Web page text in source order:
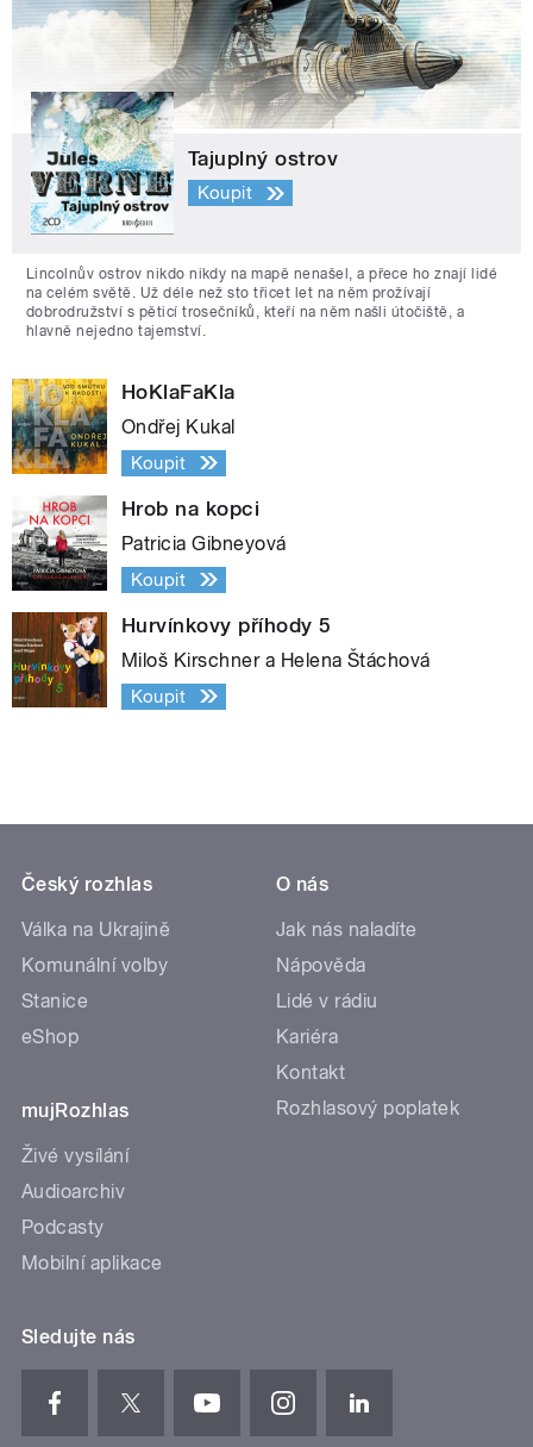
Tajuplný ostrov
Koupit
Lincolnův ostrov nikdo nikdy na mapě nenašel, a přece ho znají lidé
na celém světě. Už déle než sto třicet let na něm prožívají
dobrodružství s pěticí trosečníků, kteří na něm našli útočiště, a
hlavně nejedno tajemství.
HoKlaFaKla
Ondřej Kukal
Koupit
Hrob na kopci
Patricia Gibneyová
Koupit
Hurvínkovy příhody 5
Miloš Kirschner a Helena Štáchová
Koupit
Český rozhlas
Válka na Ukrajině
Komunální volby
Stanice
eShop
mujRozhlas
Živé vysílání
Audioarchiv
Podcasty
Mobilní aplikace
O nás
Jak nás naladíte
Nápověda
Lidé v rádiu
Kariéra
Kontakt
Rozhlasový poplatek
Sledujte nás